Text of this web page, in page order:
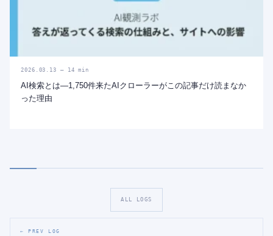
2026.03.13 — 14 min
AI検索とは—1,750件来たAIクローラーがこの記事だけ読まなか
った理由
← PREV LOG
ALL LOGS